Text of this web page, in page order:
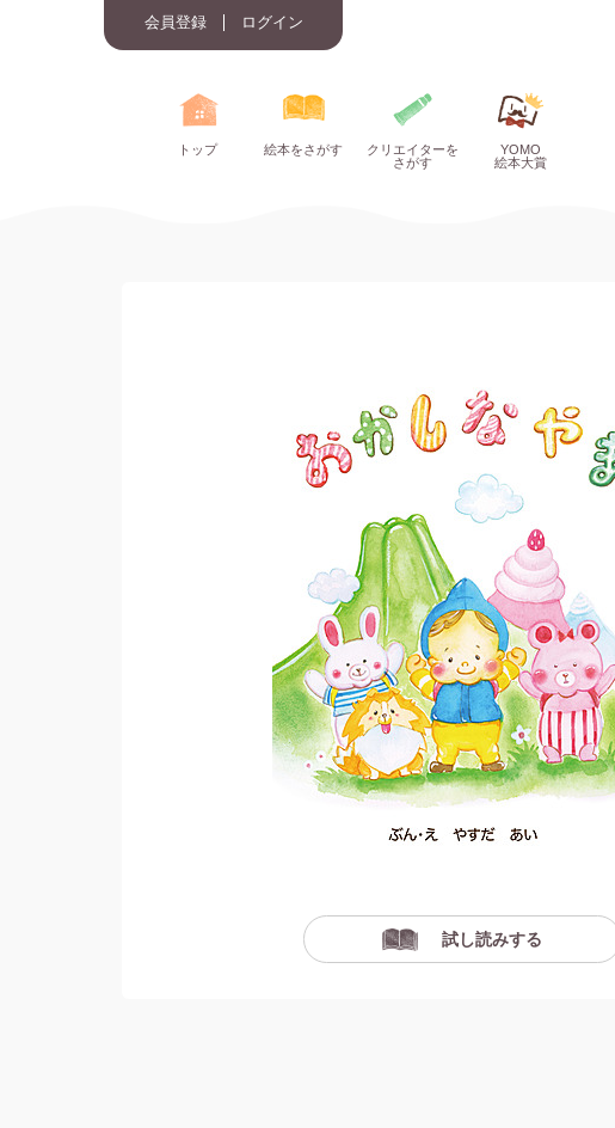
会員登録 ログイン
トップ 絵本をさがす
クリエイターを
さがす
YOMO
絵本大賞
試し読みする